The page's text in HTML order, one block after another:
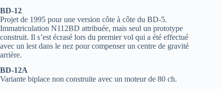
BD-12
Projet de 1995 pour une version côte à côte du BD-5.
Immatriculation N112BD attribuée, mais seul un prototype
construit. Il s’est écrasé lors du premier vol qui a été effectué
avec un lest dans le nez pour compenser un centre de gravité
arrière.
BD-12A
Variante biplace non construite avec un moteur de 80 ch.